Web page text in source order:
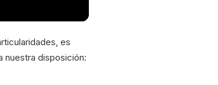
es
nuestra disposición: